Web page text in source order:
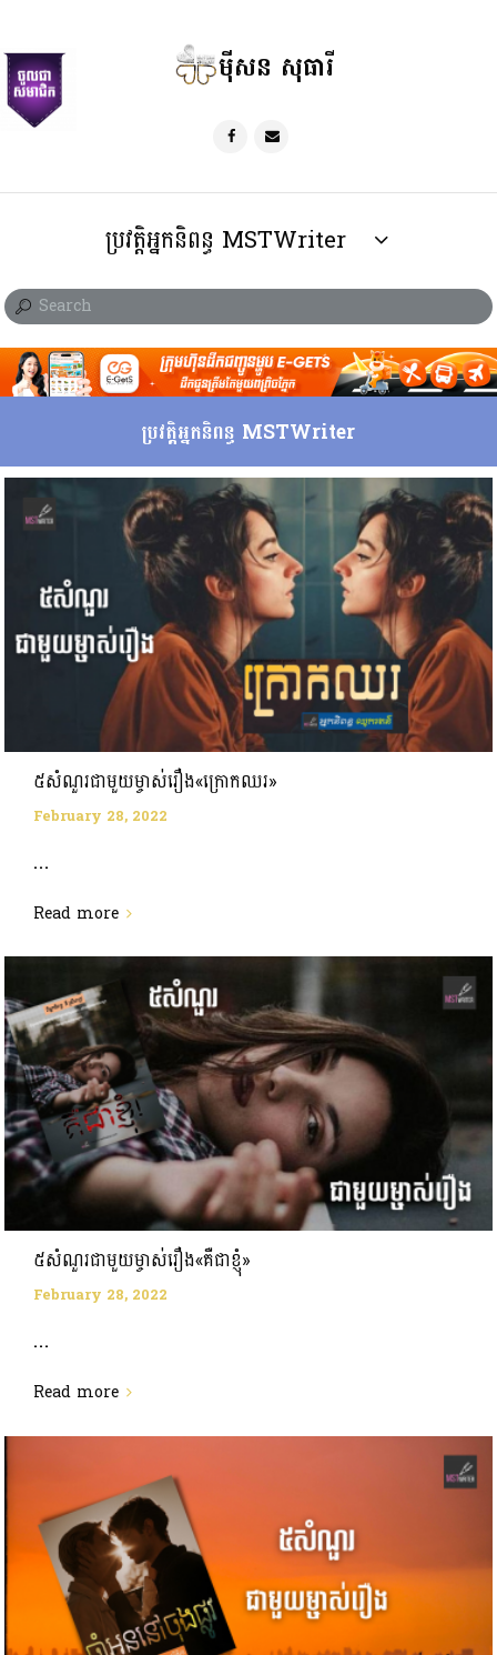
ម៉ីសន សុធារី
ប្រវត្តិអ្នកនិពន្ធ MSTWriter
ប្រវត្តិអ្នកនិពន្ធ MSTWriter
៥សំណួរជាមួយម្ចាស់រឿង«ក្រោកឈរ»
February 28, 2022
...
Read more
៥សំណួរជាមួយម្ចាស់រឿង«គឺជាខ្ញុំ»
February 28, 2022
...
Read more